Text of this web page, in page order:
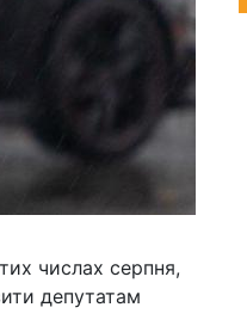
числах серпня,
депутатам